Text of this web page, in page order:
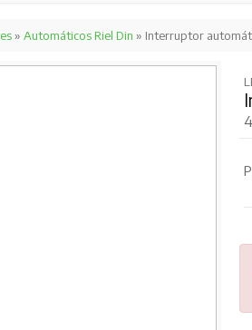
» Automáticos Riel Din » Interruptor